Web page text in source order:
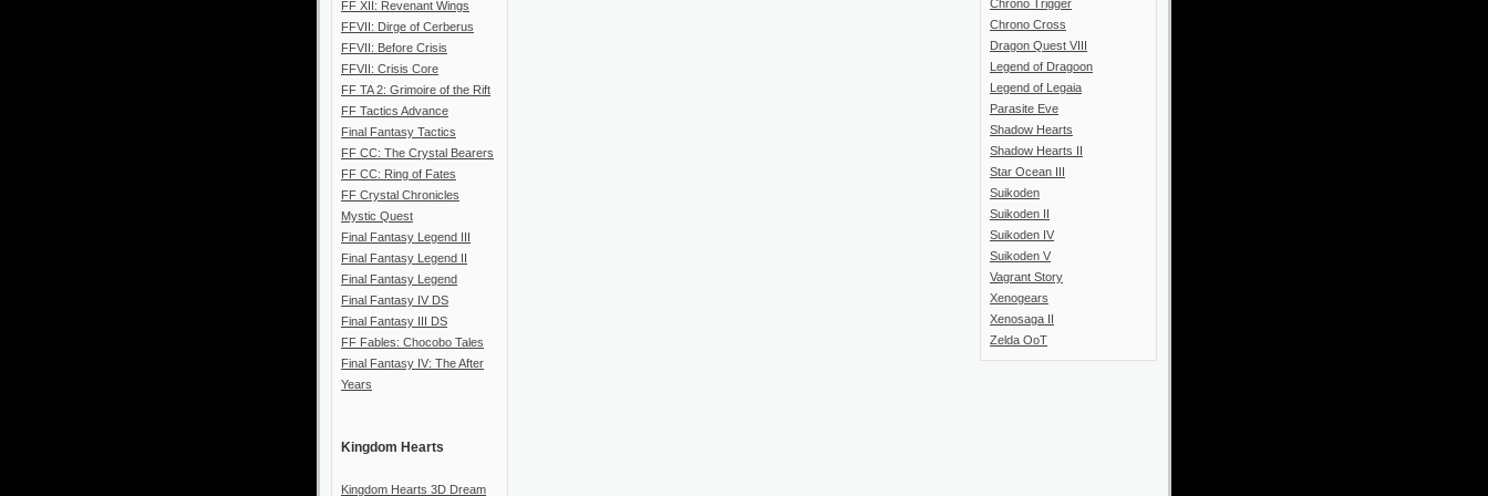
FF XII: Revenant Wings
FFVII: Dirge of Cerberus
FFVII: Before Crisis
FFVII: Crisis Core
FF TA 2: Grimoire of the Rift
FF Tactics Advance
Final Fantasy Tactics
FF CC: The Crystal Bearers
FF CC: Ring of Fates
FF Crystal Chronicles
Mystic Quest
Final Fantasy Legend III
Final Fantasy Legend II
Final Fantasy Legend
Final Fantasy IV DS
Final Fantasy III DS
FF Fables: Chocobo Tales
Final Fantasy IV: The After
Years
Kingdom Hearts
Kingdom Hearts 3D Dream
Chrono Trigger
Chrono Cross
Dragon Quest VIII
Legend of Dragoon
Legend of Legaia
Parasite Eve
Shadow Hearts
Shadow Hearts II
Star Ocean III
Suikoden
Suikoden II
Suikoden IV
Suikoden V
Vagrant Story
Xenogears
Xenosaga II
Zelda OoT